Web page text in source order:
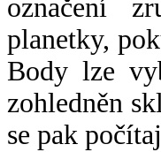
označení
planetky,
Body lze
zohledněn
se pak